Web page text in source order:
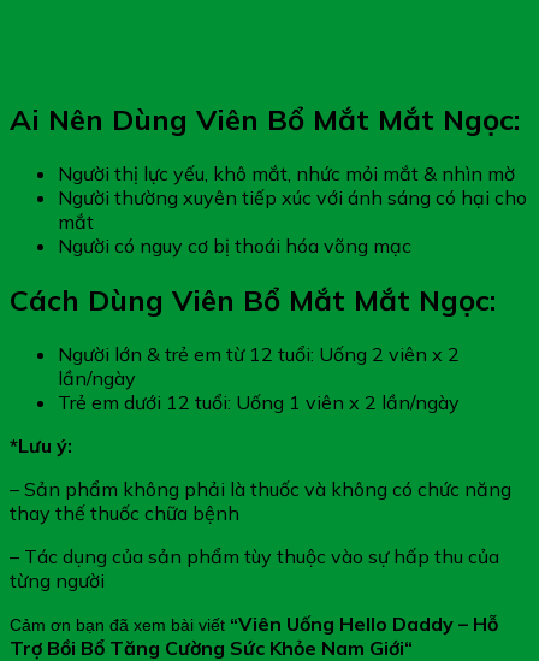
Ai Nên Dùng Viên Bổ Mắt Mắt Ngọc:
Người thị lực yếu, khô mắt, nhức mỏi mắt & nhìn mờ
Người thường xuyên tiếp xúc với ánh sáng có hại cho
mắt
Người có nguy cơ bị thoái hóa võng mạc
Cách Dùng Viên Bổ Mắt Mắt Ngọc:
Người lớn & trẻ em từ 12 tuổi: Uống 2 viên x 2
lần/ngày
Trẻ em dưới 12 tuổi: Uống 1 viên x 2 lần/ngày
*Lưu ý:
– Sản phẩm không phải là thuốc và không có chức năng
thay thế thuốc chữa bệnh
– Tác dụng của sản phẩm tùy thuộc vào sự hấp thu của
từng người
Cảm ơn bạn đã xem bài viết “Viên Uống Hello Daddy – Hỗ
Trợ Bồi Bổ Tăng Cường Sức Khỏe Nam Giới“